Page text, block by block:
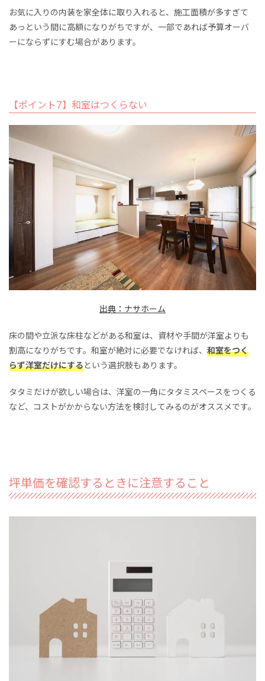
お気に入りの内装を家全体に取り入れると、施工面積が多すぎて
あっという間に高額になりがちですが、一部であれば予算オーバ
ーにならずにすむ場合があります。
【ポイント7】和室はつくらない
出典：ナサホーム
床の間や立派な床柱などがある和室は、資材や手間が洋室よりも
割高になりがちです。和室が絶対に必要でなければ、 和室をつく
らず洋室だけにするという選択肢もあります。
タタミだけが欲しい場合は、洋室の一角にタタミスペースをつくる
など、コストがかからない方法を検討してみるのがオススメです。
坪単価を確認するときに注意すること